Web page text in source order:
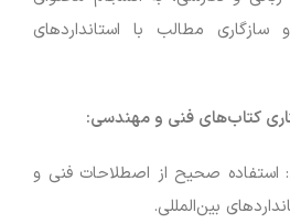
مطالب با استانداردهای
کتاب‌های فنی و مهندسی:
: استفاده صحیح از اصطلاحات فنی و
بین‌المللی.